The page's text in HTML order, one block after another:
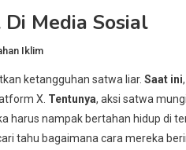
Media Sosial
Iklim
ketangguhan satwa liar. Saat ini
X. Tentunya, aksi satwa
harus nampak bertahan hidup di
tahu bagaimana cara mereka